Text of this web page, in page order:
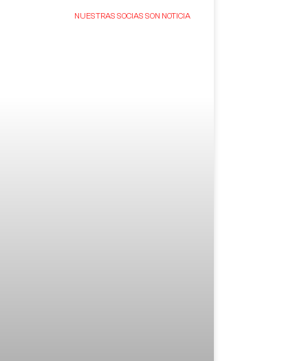
NUESTRAS SOCIAS SON NOTICIA